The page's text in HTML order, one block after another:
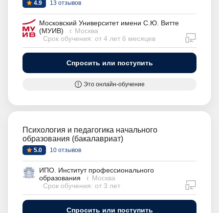
4.9 13 отзывов
Московский Университет имени С.Ю. Витте
(МУИВ)
г. Москва
Срок обучения: от 4 лет 6 месяцев
Спросить или поступить
Это онлайн-обучение
Психология и педагогика начального
образования (бакалавриат)
5.0 10 отзывов
ИПО. Институт профессионального
образования
г. Москва
Срок обучения: от 3 лет
Спросить или поступить